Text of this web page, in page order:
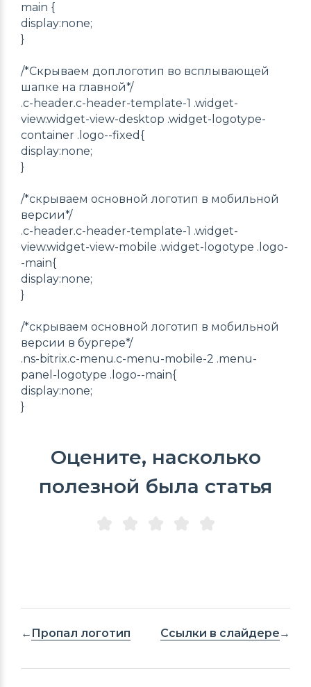
main {
display:none;
}
/*Скрываем доп.логотип во всплывающей
шапке на главной*/
.c-header.c-header-template-1 .widget-
view.widget-view-desktop .widget-logotype-
container .logo--fixed{
display:none;
}
/*скрываем основной логотип в мобильной
версии*/
.c-header.c-header-template-1 .widget-
view.widget-view-mobile .widget-logotype .logo-
-main{
display:none;
}
/*скрываем основной логотип в мобильной
версии в бургере*/
.ns-bitrix.c-menu.c-menu-mobile-2 .menu-
panel-logotype .logo--main{
display:none;
}
Оцените, насколько
полезной была статья
Пропал логотип Ссылки в слайдере